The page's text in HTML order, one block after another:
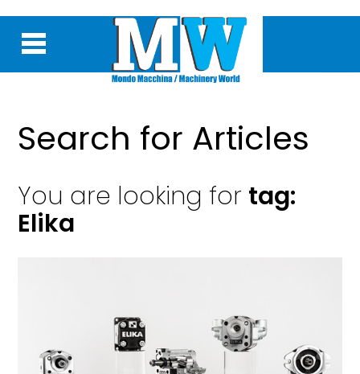
Search for Articles
You are looking for tag:
Elika